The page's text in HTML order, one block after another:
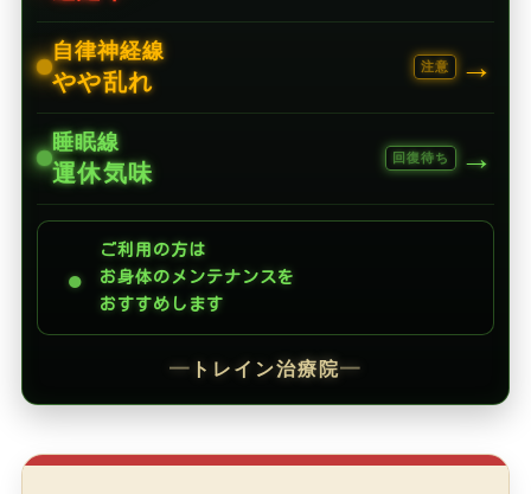
自律神経線
やや乱れ
注意 →
睡眠線
運休気味
回復待ち →
●
ご利用の方は
お身体のメンテナンスを
おすすめします
━ トレイン治療院━